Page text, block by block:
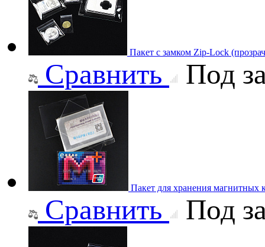
Пакет с замком Zip-Lock
Сравнить Под
Пакет для хранения магнитных
Сравнить Под